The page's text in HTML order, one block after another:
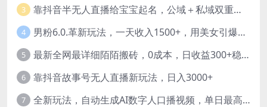
3 靠抖音半无人直播给宝宝起名，公域＋私域双重变现模式
4 男粉6.0.革新玩法，一天收入1500+，用美女引爆得物APP【揭秘】-暖阳网
5 最新全网最详细陌陌搬砖，0成本，日收益300+稳定收入【揭秘】
6 靠抖音故事号无人直播新玩法，日入3000+
7 全新玩法，自动生成AI数字人口播视频，单日最高3000+，能快速上手!-暖阳网